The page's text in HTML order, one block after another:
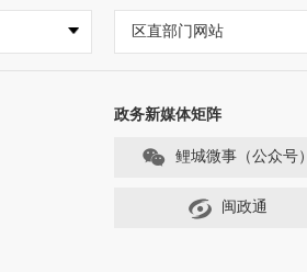
区直部门网站
政务新媒体矩阵
鲤城微事（公众号）
闽政通